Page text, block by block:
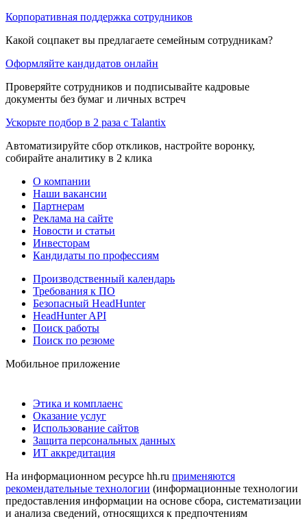
Корпоративная поддержка сотрудников
Какой соцпакет вы предлагаете семейным сотрудникам?
Оформляйте кандидатов онлайн
Проверяйте сотрудников и подписывайте кадровые
документы без бумаг и личных встреч
Ускорьте подбор в 2 раза с Talantix
Автоматизируйте сбор откликов, настройте воронку,
собирайте аналитику в 2 клика
О компании
Наши вакансии
Партнерам
Реклама на сайте
Новости и статьи
Инвесторам
Кандидаты по профессиям
Производственный календарь
Требования к ПО
Безопасный HeadHunter
HeadHunter API
Поиск работы
Поиск по резюме
Мобильное приложение
Этика и комплаенс
Оказание услуг
Использование сайтов
Защита персональных данных
ИТ аккредитация
На информационном ресурсе hh.ru применяются
рекомендательные технологии (информационные технологии
предоставления информации на основе сбора, систематизации
и анализа сведений, относящихся к предпочтениям